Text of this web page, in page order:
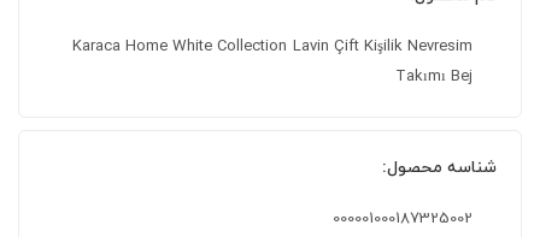
Karaca Home White Collection Lavin Çift Kişilik Nevresim
Takımı Bej
شناسه محصول:
000001000187325002